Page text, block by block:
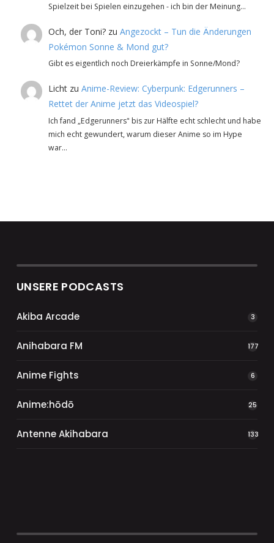
Spielzeit bei Spielen einzugehen - ich bin der Meinung…
Och, der Toni? zuAngezockt – Tun die Änderungen
Pokémon Sonne & Mond gut?
Gibt es eigentlich noch Dreierkämpfe in Sonne/Mond?
Licht zuAnime-Review: Cyberpunk: Edgerunners –
Rettet der Anime jetzt das Videospiel?
Ich fand „Edgerunners" bis zur Hälfte echt schlecht und habe
mich echt gewundert, warum dieser Anime so im Hype
war…
UNSERE PODCASTS
Akiba Arcade 3
Anihabara FM 177
Anime Fights 6
Anime:hōdō 25
Antenne Akihabara 133